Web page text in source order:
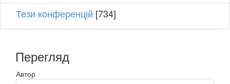
Тези конференцій [734]
Перегляд
Автор